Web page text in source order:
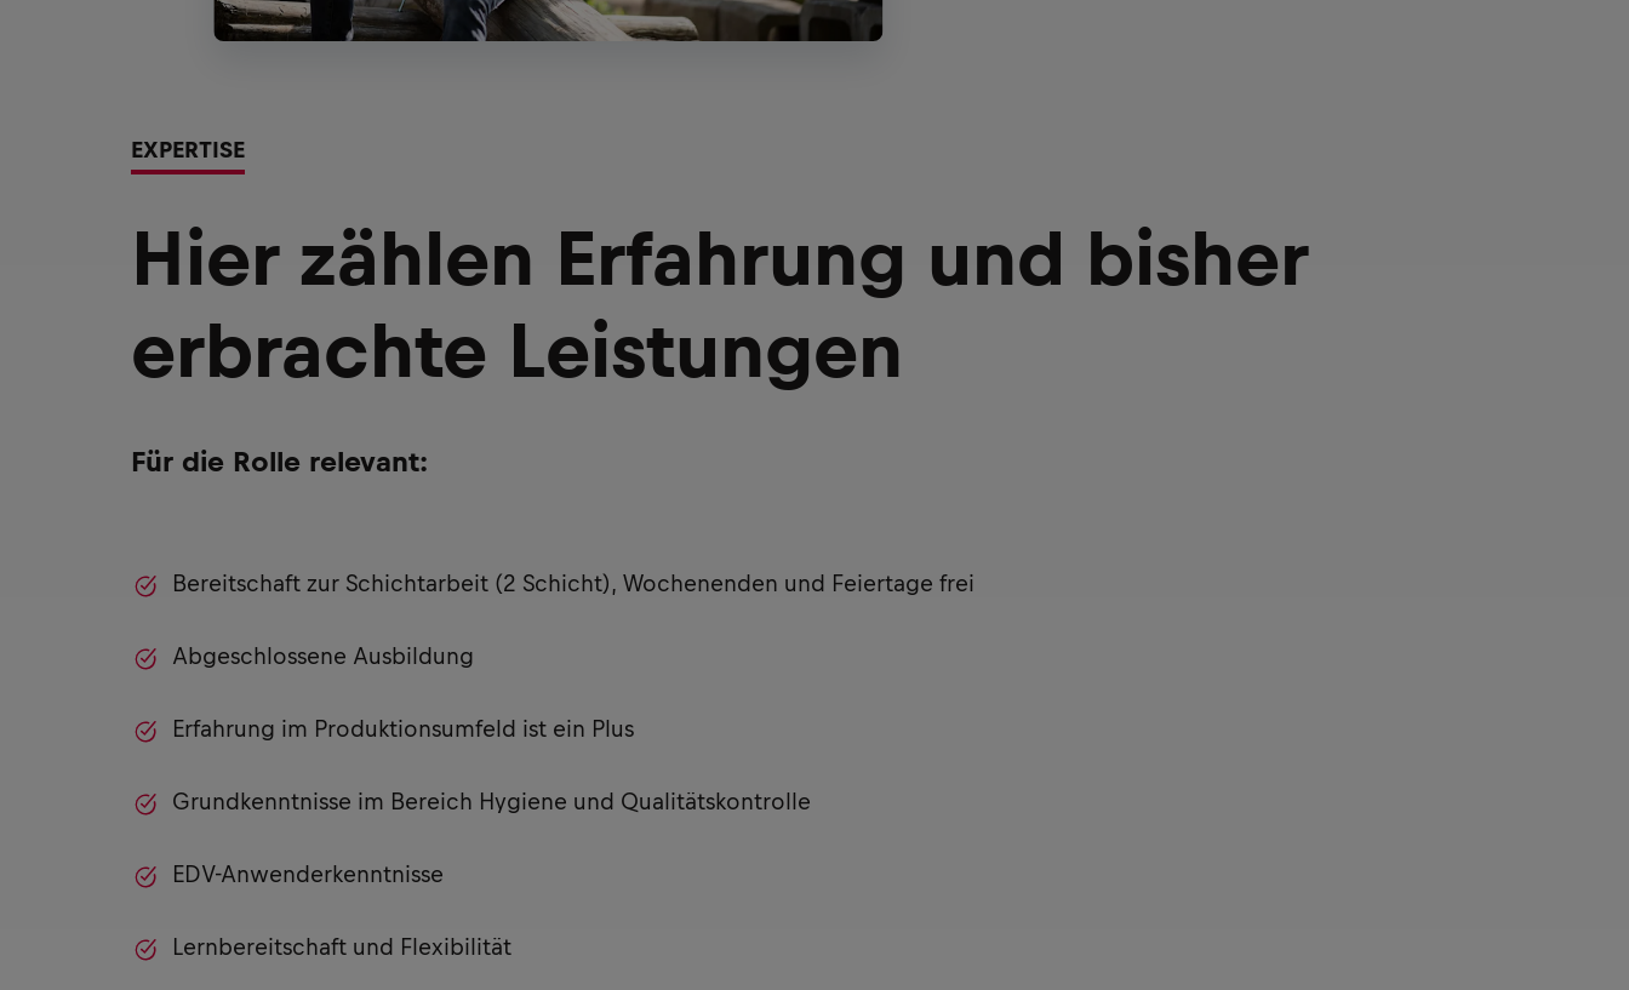
EXPERTISE
Hier zählen Erfahrung und bisher
erbrachte Leistungen
Für die Rolle relevant:
Bereitschaft zur Schichtarbeit (2 Schicht), Wochenenden und Feiertage frei
Abgeschlossene Ausbildung
Erfahrung im Produktionsumfeld ist ein Plus
Grundkenntnisse im Bereich Hygiene und Qualitätskontrolle
EDV-Anwenderkenntnisse
Lernbereitschaft und Flexibilität